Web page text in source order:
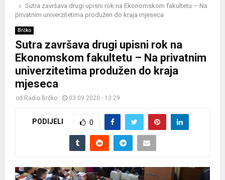
Sutra završava drugi upisni rok na Ekonomskom fakultetu – Na
privatnim univerzitetima produžen do kraja mjeseca
Brčko
Sutra završava drugi upisni rok na
Ekonomskom fakultetu – Na privatnim
univerzitetima produžen do kraja
mjeseca
od Radio Brčko 03.09.2020 - 13:29
PODIJELI 0